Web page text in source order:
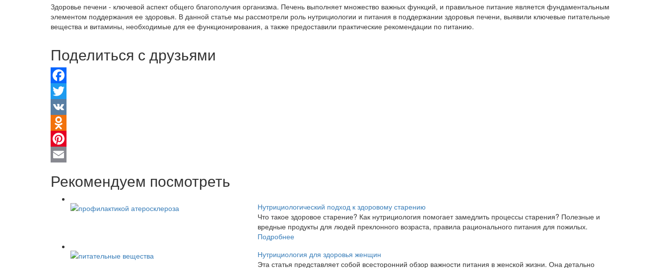
Здоровье печени - ключевой аспект общего благополучия организма. Печень выполняет множество важных функций, и правильное питание является фундаментальным
элементом поддержания ее здоровья. В данной статье мы рассмотрели роль нутрициологии и питания в поддержании здоровья печени, выявили ключевые питательные
вещества и витамины, необходимые для ее функционирования, а также предоставили практические рекомендации по питанию.
Поделиться с друзьями
Facebook
Twitter
VK
Odnoklassniki
Pinterest
Рекомендуем посмотреть
Нутрициологический подход к здоровому старению
Что такое здоровое старение? Как нутрициология помогает замедлить процессы старения? Полезные и
вредные продукты для людей преклонного возраста, правила рационального питания для пожилых.
Подробнее
Нутрициология для здоровья женщин
Эта статья представляет собой всесторонний обзор важности питания в женской жизни. Она детально